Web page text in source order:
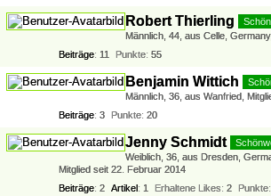
Robert Thierling
Männlich 44 aus Celle, Germany
Beiträge 11 Punkte 55
Benjamin Wittich
Männlich 36 aus Wanfried
Beiträge 3 Punkte 20
Jenny Schmidt
Weiblich 36 aus Dresden,
Mitglied seit 22. Februar 2014
Beiträge 2 Artikel 1 Erhaltene Likes 2 Punkte